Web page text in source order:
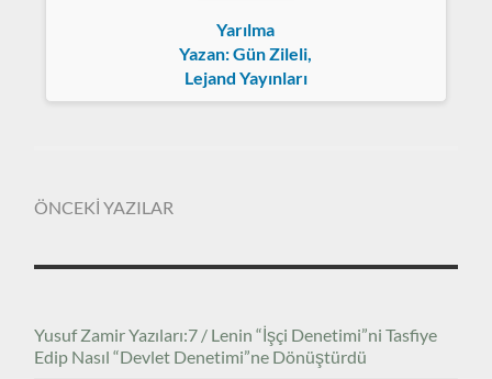
Yarılma
Yazan: Gün Zileli,
Lejand Yayınları
ÖNCEKİ YAZILAR
Yusuf Zamir Yazıları:7 / Lenin “İşçi Denetimi”ni Tasfiye
Edip Nasıl “Devlet Denetimi”ne Dönüştürdü